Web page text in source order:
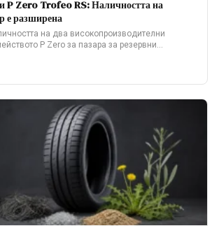
P Zero Trofeo RS: Наличността на
е разширена
на два високопроизводителни
P Zero за пазара за резервни…